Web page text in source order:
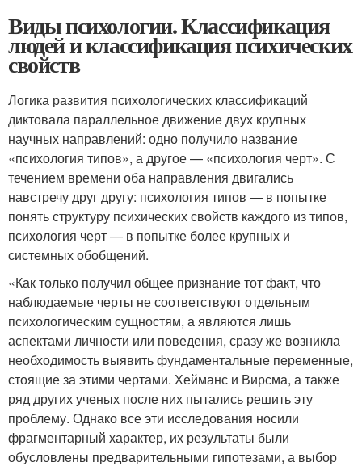
Виды психологии. Классификация
людей и классификация психических
свойств
Логика развития психологических классификаций
диктовала параллельное движение двух крупных
научных направлений: одно получило название
«психология типов», а другое — «психология черт». С
течением времени оба направления двигались
навстречу друг другу: психология типов — в попытке
понять структуру психических свойств каждого из типов,
психология черт — в попытке более крупных и
системных обобщений.
«Как только получил общее признание тот факт, что
наблюдаемые черты не соответствуют отдельным
психологическим сущностям, а являются лишь
аспектами личности или поведения, сразу же возникла
необходимость выявить фундаментальные переменные,
стоящие за этими чертами. Хейманс и Вирсма, а также
ряд других ученых после них пытались решить эту
проблему. Однако все эти исследования носили
фрагментарный характер, их результаты были
обусловлены предварительными гипотезами, а выбор